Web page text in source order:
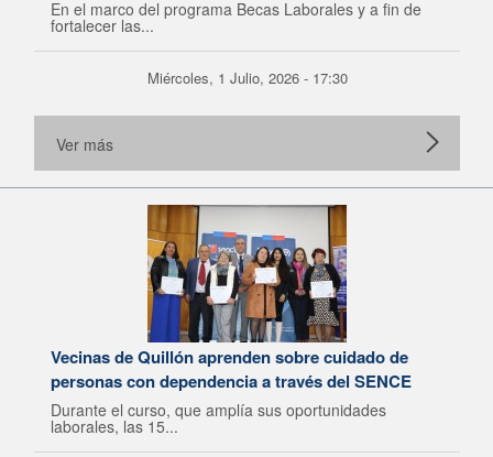
En el marco del programa Becas Laborales y a fin de
fortalecer las...
Miércoles, 1 Julio, 2026 - 17:30
Ver más
Vecinas de Quillón aprenden sobre cuidado de
personas con dependencia a través del SENCE
Durante el curso, que amplía sus oportunidades
laborales, las 15...